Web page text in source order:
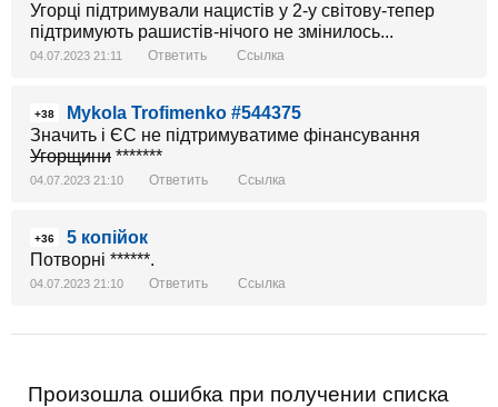
Угорці підтримували нацистів у 2-у світову-тепер
підтримують рашистів-нічого не змінилось...
04.07.2023 21:11 Ответить Ссылка
+38
Mykola Trofimenko #544375
Значить і ЄС не підтримуватиме фінансування
Угорщини *******
04.07.2023 21:10 Ответить Ссылка
+36
5 копійок
Потворні ******.
04.07.2023 21:10 Ответить Ссылка
Произошла ошибка при получении списка